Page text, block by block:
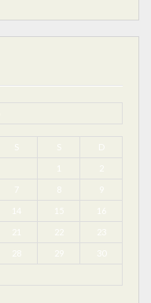
S S D
1
7 8 9
14 15 16
21 23
28 29 30